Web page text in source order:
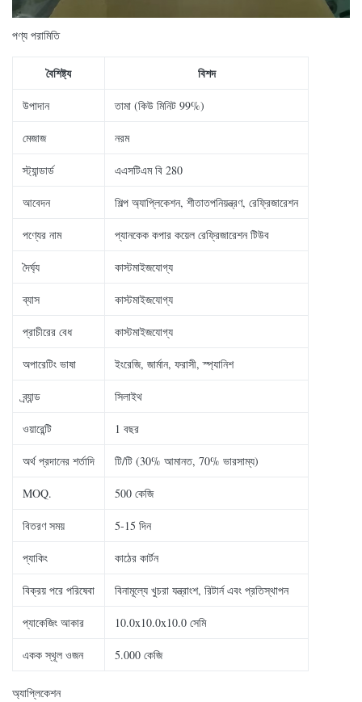
পণ্য পরামিতি
বৈশিষ্ট্য বিশদ
উপাদান তামা (কিউ মিনিট 99%)
মেজাজ নরম
স্ট্যান্ডার্ড এএসটিএম বি 280
আবেদন শিল্প অ্যাপ্লিকেশন, শীতাতপনিয়ন্ত্রণ, রেফ্রিজারেশন
পণ্যের নাম প্যানকেক কপার কয়েল রেফ্রিজারেশন টিউব
দৈর্ঘ্য কাস্টমাইজযোগ্য
ব্যাস কাস্টমাইজযোগ্য
প্রাচীরের বেধ কাস্টমাইজযোগ্য
অপারেটিং ভাষা ইংরেজি, জার্মান, ফরাসী, স্প্যানিশ
ব্র্যান্ড সিলাইথ
ওয়ারেন্টি 1 বছর
অর্থ প্রদানের শর্তাদি টি/টি (30% আমানত, 70% ভারসাম্য)
MOQ. 500 কেজি
বিতরণ সময় 5-15 দিন
প্যাকিং কাঠের কার্টন
বিক্রয় পরে পরিষেবা বিনামূল্যে খুচরা যন্ত্রাংশ, রিটার্ন এবং প্রতিস্থাপন
প্যাকেজিং আকার 10.0x10.0x10.0 সেমি
একক স্থূল ওজন 5.000 কেজি
অ্যাপ্লিকেশন